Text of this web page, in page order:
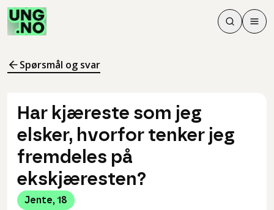
Søk
Søk
Meny
Spørsmål og svar
Har kjæreste som jeg
elsker, hvorfor tenker jeg
fremdeles på
ekskjæresten?
Jente, 18